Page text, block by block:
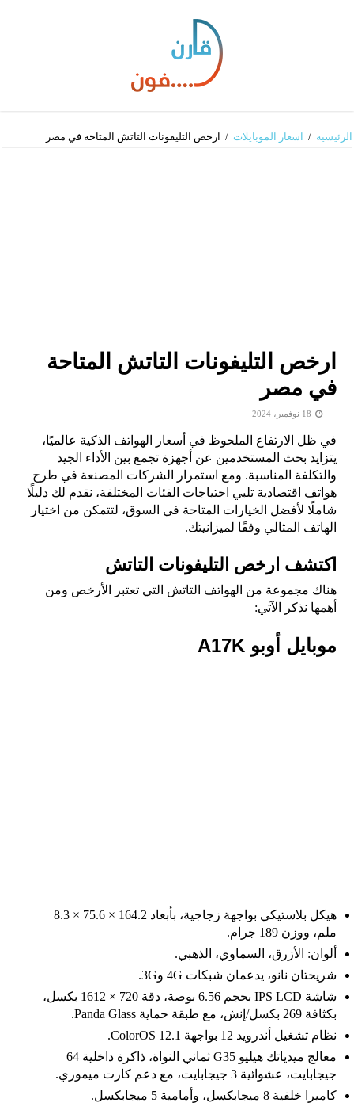
الرئيسية / اسعار الموبايلات / ارخص التليفونات التاتش المتاحة في مصر
ارخص التليفونات التاتش المتاحة
في مصر
18 نوفمبر، 2024
في ظل الارتفاع الملحوظ في أسعار الهواتف الذكية عالميًا،
يتزايد بحث المستخدمين عن أجهزة تجمع بين الأداء الجيد
والتكلفة المناسبة. ومع استمرار الشركات المصنعة في طرح
هواتف اقتصادية تلبي احتياجات الفئات المختلفة، نقدم لك دليلًا
شاملًا لأفضل الخيارات المتاحة في السوق، لتتمكن من اختيار
الهاتف المثالي وفقًا لميزانيتك.
اكتشف ارخص التليفونات التاتش
هناك مجموعة من الهواتف التاتش التي تعتبر الأرخص ومن
أهمها نذكر الآتي:
موبايل أوبو A17K
هيكل بلاستيكي بواجهة زجاجية، بأبعاد 164.2 × 75.6 × 8.3
ملم، ووزن 189 جرام.
ألوان: الأزرق، السماوي، الذهبي.
شريحتان نانو، يدعمان شبكات 4G و3G.
شاشة IPS LCD بحجم 6.56 بوصة، دقة 720 × 1612 بكسل،
بكثافة 269 بكسل/إنش، مع طبقة حماية Panda Glass.
نظام تشغيل أندرويد 12 بواجهة ColorOS 12.1.
معالج ميدياتك هيليو G35 ثماني النواة، ذاكرة داخلية 64
جيجابايت، عشوائية 3 جيجابايت، مع دعم كارت ميموري.
كاميرا خلفية 8 ميجابكسل، وأمامية 5 ميجابكسل.